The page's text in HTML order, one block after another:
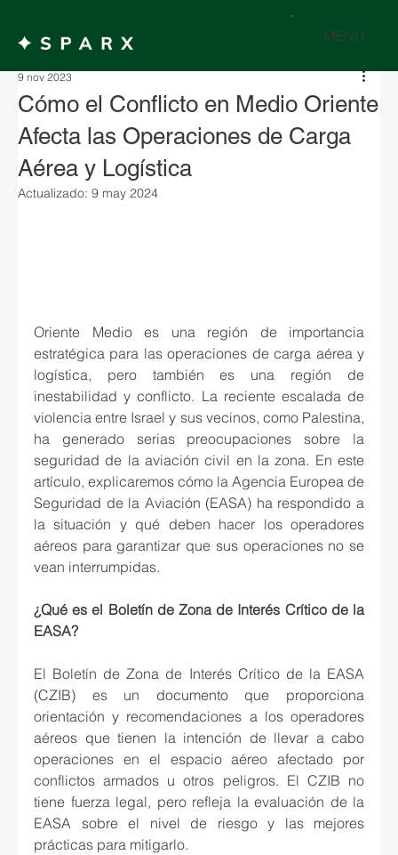
MENU
Cómo el Conflicto en Medio Oriente
Afecta las Operaciones de Carga
Aérea y Logística
9 nov 2023
Actualizado: 9 may 2024
Oriente Medio es una región de importancia
estratégica para las operaciones de carga aérea y
logística, pero también es una región de
inestabilidad y conflicto. La reciente escalada de
violencia entre Israel y sus vecinos, como Palestina,
ha generado serias preocupaciones sobre la
seguridad de la aviación civil en la zona. En este
artículo, explicaremos cómo la Agencia Europea de
Seguridad de la Aviación (EASA) ha respondido a
la situación y qué deben hacer los operadores
aéreos para garantizar que sus operaciones no se
vean interrumpidas.
¿Qué es el Boletín de Zona de Interés Crítico de la
EASA?
El Boletín de Zona de Interés Crítico de la EASA
(CZIB) es un documento que proporciona
orientación y recomendaciones a los operadores
aéreos que tienen la intención de llevar a cabo
operaciones en el espacio aéreo afectado por
conflictos armados u otros peligros. El CZIB no
tiene fuerza legal, pero refleja la evaluación de la
EASA sobre el nivel de riesgo y las mejores
prácticas para mitigarlo.